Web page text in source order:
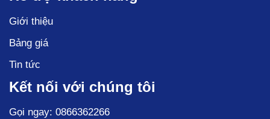
Giới thiệu
Bảng giá
Tin tức
Kết nối với chúng tôi
Gọi ngay: 0866362266